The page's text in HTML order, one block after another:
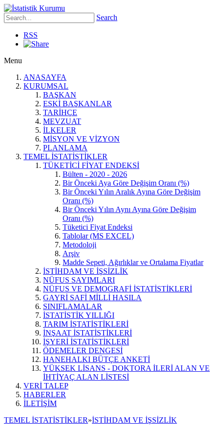
Search
RSS
Menu
ANASAYFA
KURUMSAL
BAŞKAN
ESKİ BAŞKANLAR
TARİHÇE
MEVZUAT
İLKELER
MİSYON VE VİZYON
PLANLAMA
TEMEL İSTATİSTİKLER
TÜKETİCİ FİYAT ENDEKSİ
Bülten - 2020 - 2026
Bir Önceki Aya Göre Değişim Oranı (%)
Bir Önceki Yılın Aralık Ayına Göre Değişim
Oranı (%)
Bir Önceki Yılın Aynı Ayına Göre Değişim
Oranı (%)
Tüketici Fiyat Endeksi
Tablolar (MS EXCEL)
Metodoloji
Arşiv
Madde Sepeti, Ağırlıklar ve Ortalama Fiyatlar
İSTİHDAM VE İŞSİZLİK
NÜFUS SAYIMLARI
NÜFUS VE DEMOGRAFİ İSTATİSTİKLERİ
GAYRİ SAFİ MİLLİ HASILA
SINIFLAMALAR
İSTATİSTİK YILLIĞI
TARIM İSTATİSTİKLERİ
İNŞAAT İSTATİSTİKLERİ
İŞYERİ İSTATİSTİKLERİ
ÖDEMELER DENGESİ
HANEHALKI BÜTÇE ANKETİ
YÜKSEK LİSANS - DOKTORA İLERİ ALAN VE
İHTİYAÇ ALAN LİSTESİ
VERİ TALEP
HABERLER
İLETİŞİM
TEMEL İSTATİSTİKLER»İSTİHDAM VE İŞSİZLİK